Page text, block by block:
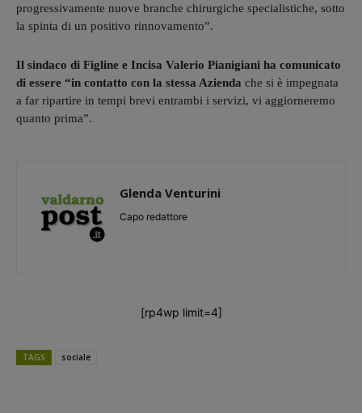
progressivamente nuove branche chirurgiche specialistiche, sotto
la spinta di un positivo rinnovamento”.
Il sindaco di Figline e Incisa Valerio Pianigiani ha comunicato
di essere “in contatto con la stessa Azienda che si è impegnata
a far ripartire in tempi brevi entrambi i servizi, vi aggiorneremo
quanto prima”.
Glenda Venturini
Capo redattore
[rp4wp limit=4]
TAGS sociale